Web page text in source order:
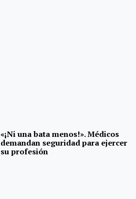
«¡Ni una bata menos!». Médicos
demandan seguridad para ejercer
su profesión